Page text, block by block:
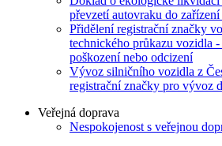
převzetí autovraku do
Přidělení registrační značky
technického průkazu vozidla
poškození nebo odcizení
Vývoz silničního vozidla z
registrační značky pro vývoz
Veřejná doprava
Nespokojenost s veřejnou